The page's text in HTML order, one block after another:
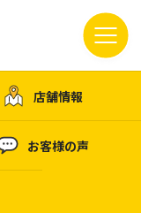
店舗情報
お客様の声